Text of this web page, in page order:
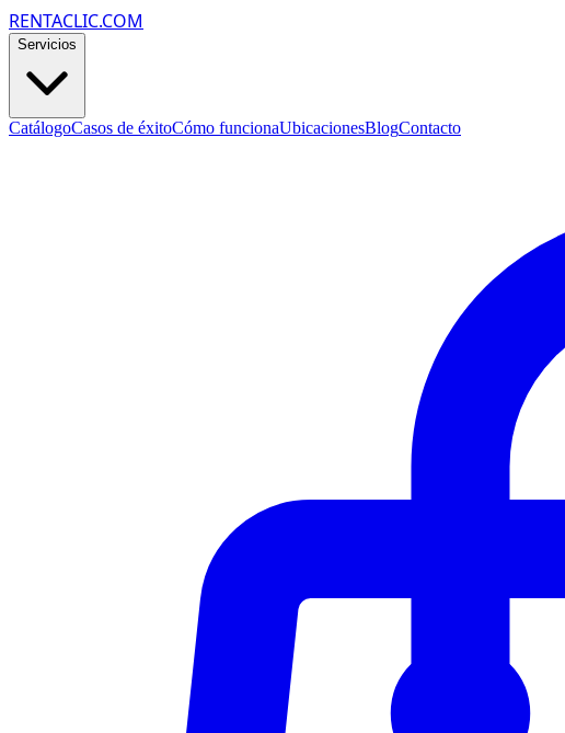
RENTACLIC.COM
Servicios
CatálogoCasos de éxitoCómo funcionaUbicacionesBlogContacto